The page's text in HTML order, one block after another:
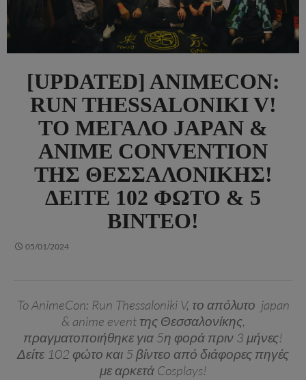
[UPDATED] ANIMECON:
RUN THESSALONIKI V!
TΟ ΜΕΓΆΛΟ JAPAN &
ANIME CONVENTION
ΤΗΣ ΘΕΣΣΑΛΟΝΊΚΗΣ!
ΔΕΊΤΕ 102 ΦΏΤΟ & 5
ΒΊΝΤΕΟ!
05/01/2024
To AnimeCon: Run Thessaloniki V, το απόλυτο japan
& anime event της Θεσσαλονίκης,
πραγματοποιήθηκε για 5η φορά πριν 3 μήνες!
Δείτε 102 φώτο και 5 βίντεο από διάφορες πηγές
με αρκετά Cosplays!